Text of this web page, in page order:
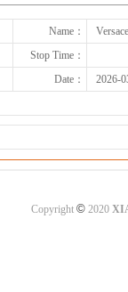
Name：
Stop Time：
Date：
2026-
Copyright ©2020